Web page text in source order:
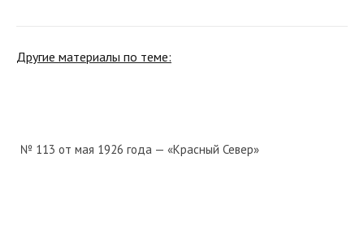
Другие материалы по теме:
№ 113 от мая 1926 года — «Красный Север»